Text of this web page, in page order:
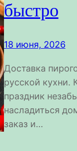
быстро
18 июня, 2026
Доставка
русской кухни.
праздник
насладиться
заказ и…